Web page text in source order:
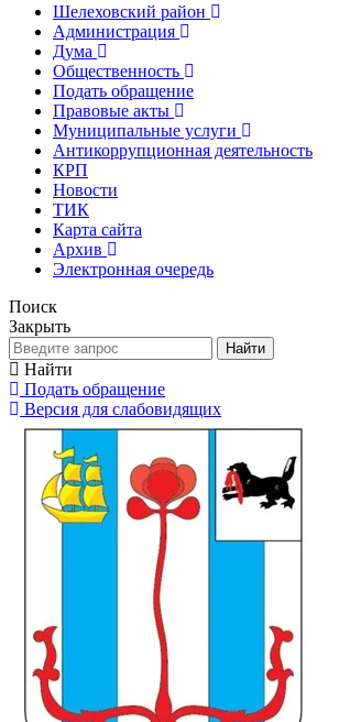
Шелеховский район
Администрация
Дума
Общественность
Подать обращение
Правовые акты
Муниципальные услуги
Антикоррупционная деятельность
КРП
Новости
ТИК
Карта сайта
Архив
Электронная очередь
Поиск
Закрыть
Найти
Найти
Подать обращение
Версия для слабовидящих